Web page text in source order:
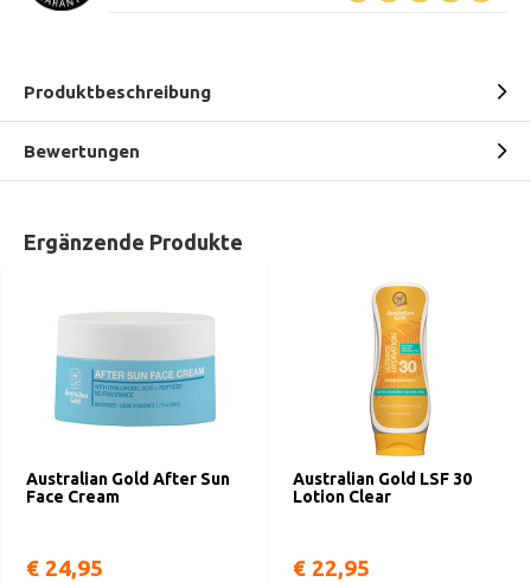
Produktbeschreibung
Bewertungen
Ergänzende Produkte
Australian Gold After Sun
Face Cream
€ 24,95
Australian Gold LSF 30
Lotion Clear
€ 22,95